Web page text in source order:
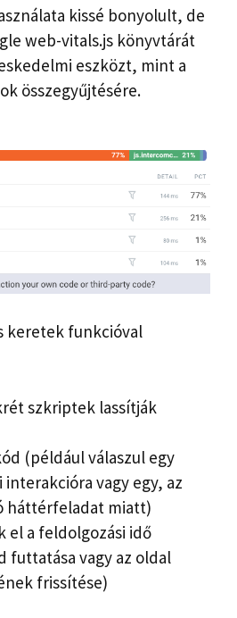
kissé bonyolult, de
web-vitals.js könyvtárát
eszközt, mint a
összegyűjtésére.
keretek funkcióval
szkriptek lassítják
(például válaszul egy
vagy egy, az
háttérfeladat miatt)
el a feldolgozási idő
futtatása vagy az oldal
frissítése)